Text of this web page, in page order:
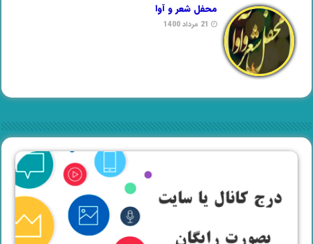
محفل شعر و آوا
21 مرداد 1400